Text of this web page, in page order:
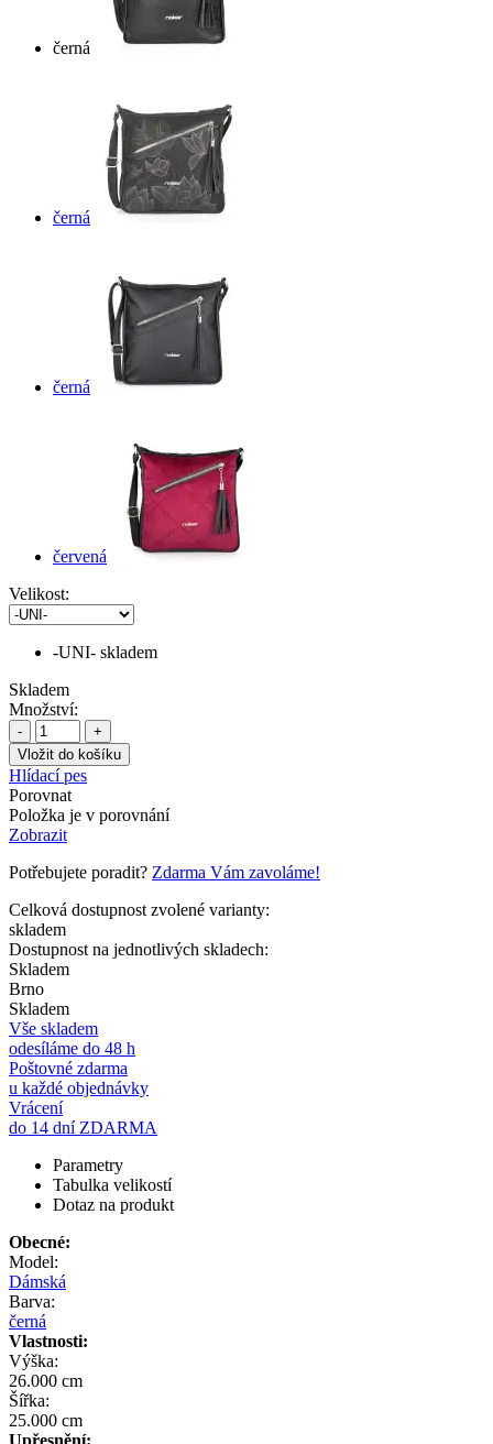
černá
černá
černá
červená
Velikost:
-UNI- skladem
Skladem
Množství:
- +
Hlídací pes
Porovnat
Položka je v porovnání
Zobrazit
Potřebujete poradit? Zdarma Vám zavoláme!
Celková dostupnost zvolené varianty:
skladem
Dostupnost na jednotlivých skladech:
Skladem
Brno
Skladem
Vše skladem
odesíláme do 48 h
Poštovné zdarma
u každé objednávky
Vrácení
do 14 dní ZDARMA
Parametry
Tabulka velikostí
Dotaz na produkt
Obecné:
Model:
Dámská
Barva:
černá
Vlastnosti:
Výška:
26.000 cm
Šířka:
25.000 cm
Upřesnění: